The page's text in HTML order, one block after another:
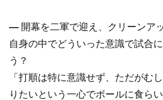
― 開幕を二軍で迎え、クリーンア
自身の中でどういった意識で試合
う？
「打順は特に意識せず、ただがむ
りたいという一心でボールに食ら